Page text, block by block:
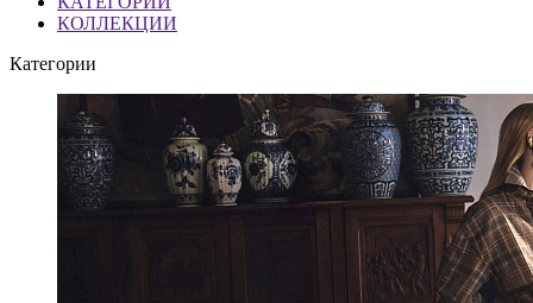
КОЛЛЕКЦИИ
Категории